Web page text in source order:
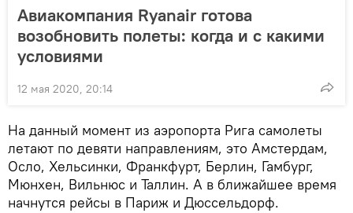
Авиакомпания Ryanair готова
возобновить полеты: когда и с какими
условиями
12 мая 2020, 20:14
На данный момент из аэропорта Рига самолеты
летают по девяти направлениям, это Амстердам,
Осло, Хельсинки, Франкфурт, Берлин, Гамбург,
Мюнхен, Вильнюс и Таллин. А в ближайшее время
начнутся рейсы в Париж и Дюссельдорф.